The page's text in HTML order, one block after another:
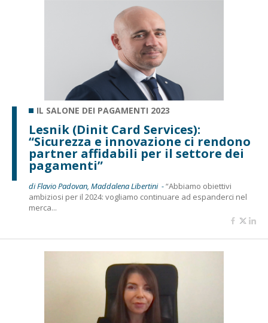
IL SALONE DEI PAGAMENTI 2023
Lesnik (Dinit Card Services):
“Sicurezza e innovazione ci rendono
partner affidabili per il settore dei
pagamenti”
di Flavio Padovan, Maddalena Libertini -“Abbiamo obiettivi
ambiziosi per il 2024: vogliamo continuare ad espanderci nel
merca...